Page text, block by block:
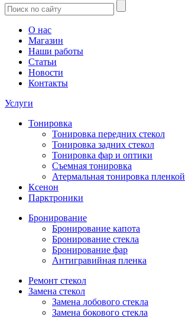
О нас
Магазин
Наши работы
Статьи
Новости
Контакты
Услуги
Тонировка
Тонировка передних стекол
Тонировка задних стекол
Тонировка фар и оптики
Съемная тонировка
Атермальная тонировка пленкой
Ксенон
Парктроники
Бронирование
Бронирование капота
Бронирование стекла
Бронирование фар
Антигравийная пленка
Ремонт стекол
Замена стекол
Замена лобового стекла
Замена бокового стекла